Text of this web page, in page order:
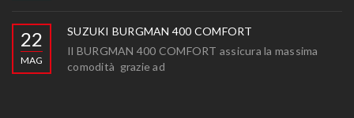
22
MAG
SUZUKI BURGMAN 400 COMFORT
Il BURGMAN 400 COMFORT assicura la massima
comodità grazie ad